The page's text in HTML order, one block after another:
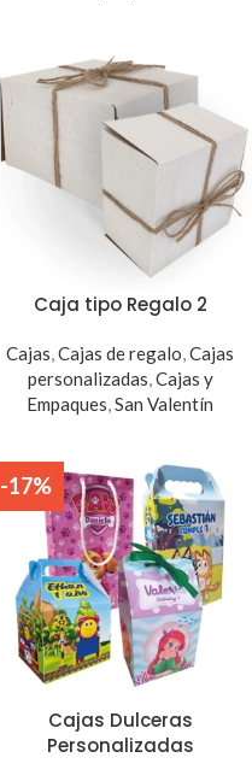
Caja tipo Regalo 2
Cajas,Cajas de regalo,Cajas
personalizadas,Cajas y
Empaques,San Valentín
-17%
Cajas Dulceras
Personalizadas